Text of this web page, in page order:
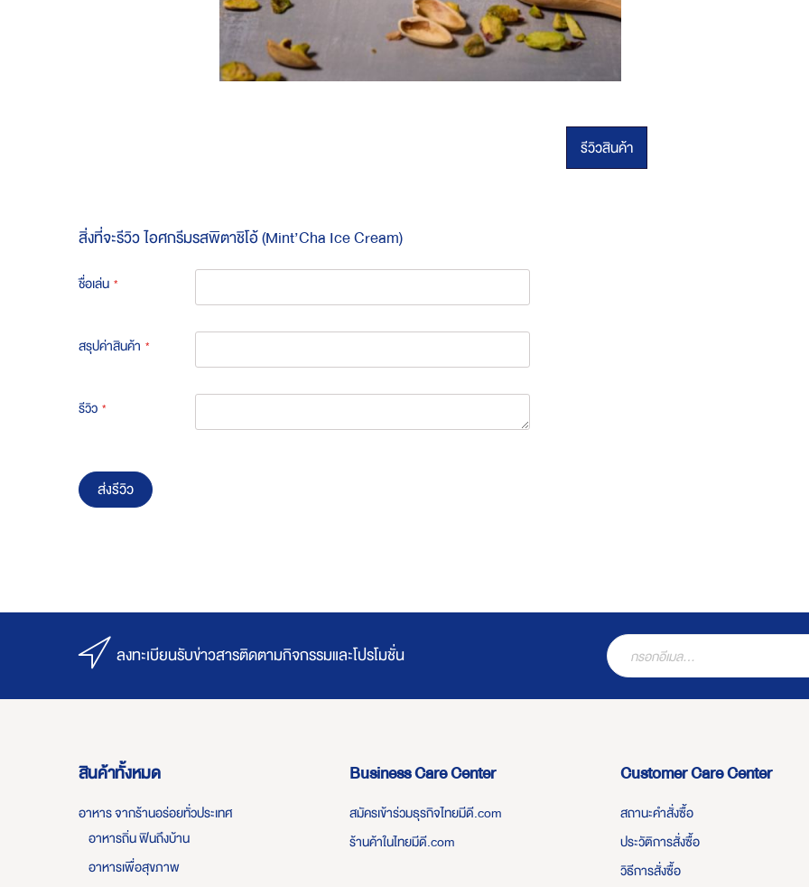
gallery
รีวิวสินค้า
สิ่งที่จะรีวิวไอศกรีมรสพิตาชิโอ้ (Mint’Cha Ice Cream)
ชื่อเล่น
สรุปค่าสินค้า
รีวิว
ส่งรีวิว
ลงทะเบียนรับข่าวสารติดตามกิจกรรมและโปรโมชั่น
สินค้าทั้งหมด
อาหาร จากร้านอร่อยทั่วประเทศ
อาหารถิ่น ฟินถึงบ้าน
อาหารเพื่อสุขภาพ
Business Care Center
สมัครเข้าร่วมธุรกิจไทยมีดี.com
ร้านค้าในไทยมีดี.com
Customer Care Center
สถานะคำสั่งซื้อ
ประวัติการสั่งซื้อ
วิธีการสั่งซื้อ